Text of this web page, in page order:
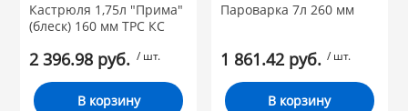
Кастрюля 1,75л "Прима"
(блеск) 160 мм ТРС КС
2 396.98 руб. / шт.
В корзину
Пароварка 7л 260 мм
1 861.42 руб. / шт.
В корзину